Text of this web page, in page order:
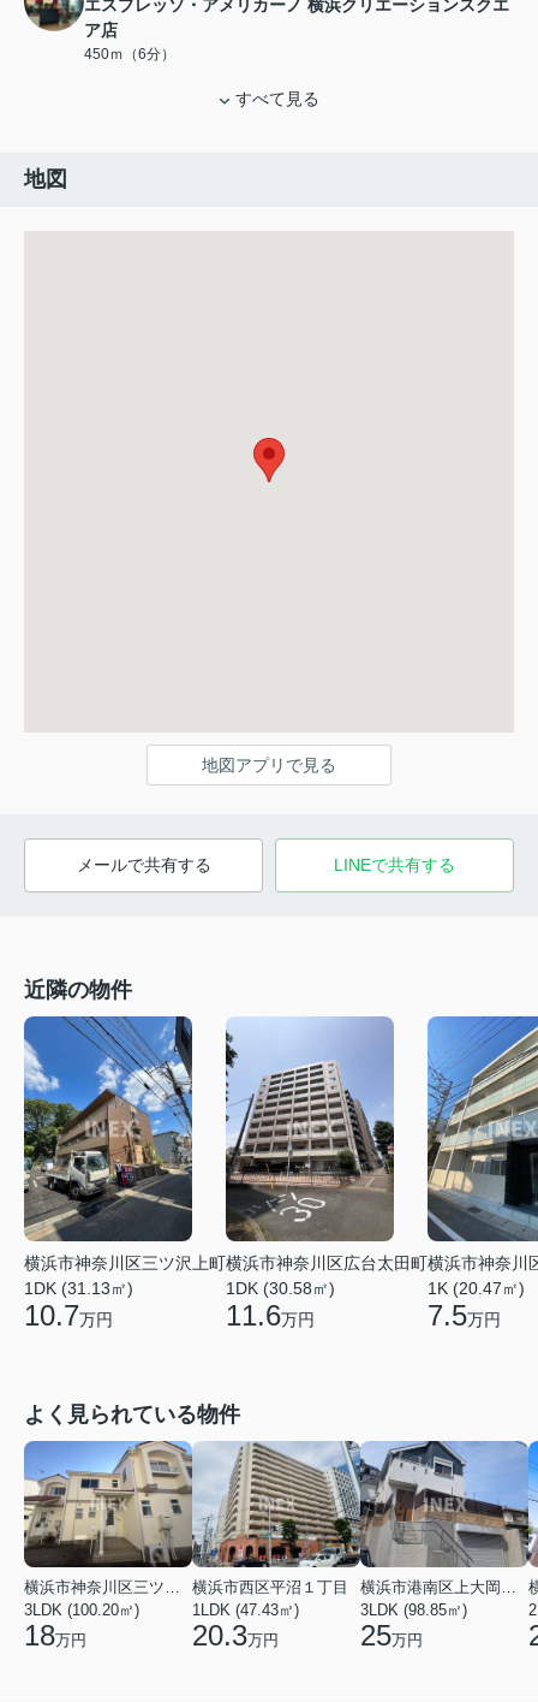
エスプレッソ・アメリカーノ 横浜クリエーションスクエ
ア店
450ｍ（6分）
すべて見る
地図
地図アプリで見る
メールで共有する LINEで共有する
近隣の物件
横浜市神奈川区三ツ沢上町
1DK (31.13㎡)
10.7万円
横浜市神奈川区広台太田町
1DK (30.58㎡)
11.6万円
横浜市神奈川
1K (20.47㎡)
7.5万円
よく見られている物件
横浜市神奈川区三ツ沢上町
3LDK (100.20㎡)
18万円
横浜市西区平沼１丁目
1LDK (47.43㎡)
20.3万円
横浜市港南区上大岡東２丁目
3LDK (98.85㎡)
25万円